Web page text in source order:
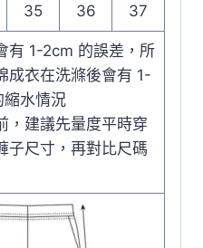
35 36 37
有 1-2cm 的誤差，所
成衣在洗滌後會有 1-
縮水情況
，建議先量度平時穿
子尺寸，再對比尺碼